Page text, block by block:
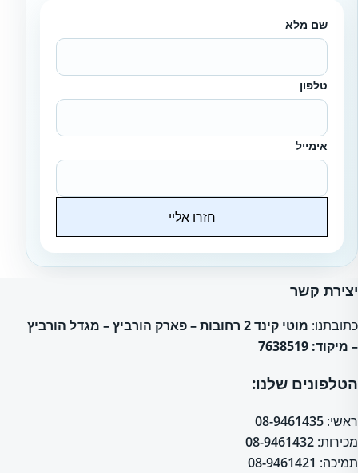
שם מלא
טלפון
אימייל
חזרו אליי
יצירת קשר
כתובתנו:
מוטי קינד 2 רחובות – פארק הורביץ – מגדל הורביץ
– מיקוד: 7638519
הטלפונים שלנו:
ראשי: 08-9461435
מכירות: 08-9461432
תמיכה: 08-9461421